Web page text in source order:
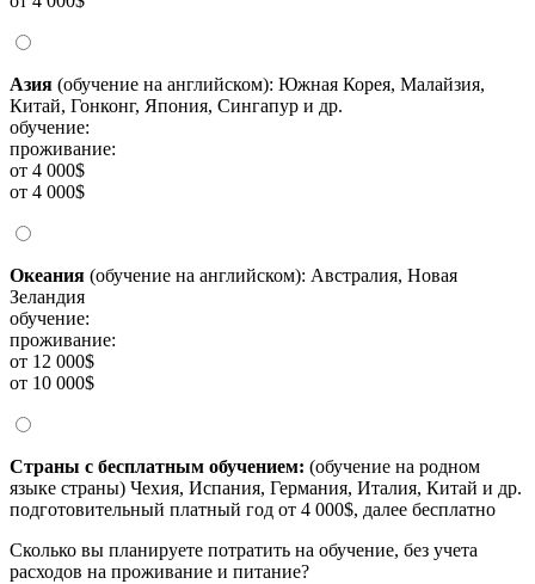
Азия (обучение на английском): Южная Корея, Малайзия,
Китай, Гонконг, Япония, Сингапур и др.
обучение:
проживание:
от 4 000$
от 4 000$
Океания (обучение на английском): Австралия, Новая
Зеландия
обучение:
проживание:
от 12 000$
от 10 000$
Страны с бесплатным обучением: (обучение на родном
языке страны) Чехия, Испания, Германия, Италия, Китай и др.
подготовительный платный год от 4 000$, далее бесплатно
Сколько вы планируете потратить на обучение, без учета
расходов на проживание и питание?